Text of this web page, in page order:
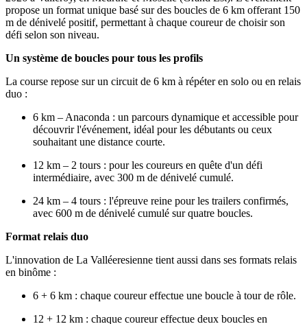
propose un format unique basé sur des boucles de 6 km offerant 150
m de dénivelé positif, permettant à chaque coureur de choisir son
défi selon son niveau.
Un système de boucles pour tous les profils
La course repose sur un circuit de 6 km à répéter en solo ou en relais
duo :
6 km – Anaconda : un parcours dynamique et accessible pour
découvrir l'événement, idéal pour les débutants ou ceux
souhaitant une distance courte.
12 km – 2 tours : pour les coureurs en quête d'un défi
intermédiaire, avec 300 m de dénivelé cumulé.
24 km – 4 tours : l'épreuve reine pour les trailers confirmés,
avec 600 m de dénivelé cumulé sur quatre boucles.
Format relais duo
L'innovation de La Valléeresienne tient aussi dans ses formats relais
en binôme :
6 + 6 km : chaque coureur effectue une boucle à tour de rôle.
12 + 12 km : chaque coureur effectue deux boucles en